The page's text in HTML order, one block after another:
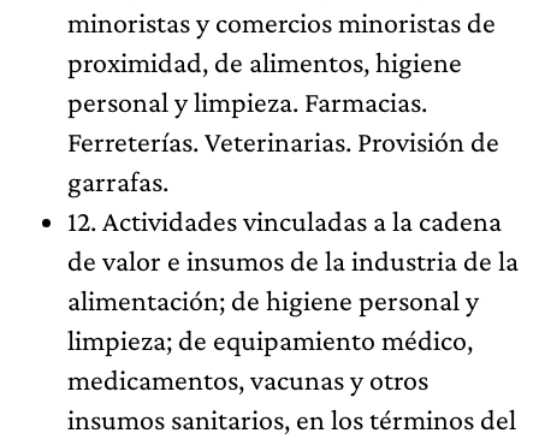
minoristas y comercios minoristas de
proximidad, de alimentos, higiene
personal y limpieza. Farmacias.
Ferreterías. Veterinarias. Provisión de
garrafas.
12. Actividades vinculadas a la cadena
de valor e insumos de la industria de la
alimentación; de higiene personal y
limpieza; de equipamiento médico,
medicamentos, vacunas y otros
insumos sanitarios, en los términos del